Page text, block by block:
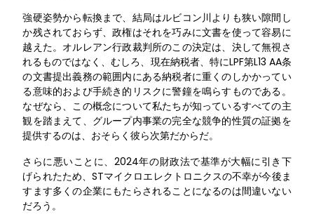
強硬姿勢から転換まで、結局はルビコン川よりも狭い隙間し
か残されておらず、政権はそれを巧みに文書を使って容易に
越えた。オルレアン行政裁判所のこの決定は、決して無視さ
れるものではなく、むしろ、現在納税者、特にLPF第L13 AA条
の文書提出義務の範囲内にある納税者に重くのしかかってい
る意味的および手続き的リスクに警鐘を鳴らすものである。
なぜなら、この概念について私たちが知っているすべての主
観を踏まえて、グループ内事業の完全な競争的性質の証拠を
提供するのは、おそらく彼ら次第だからだ。
さらに悪いことに、2024年の財政法で基準が大幅に引き下
げられたため、STマイクロエレクトロニクスの不幸が今後ま
すます多くの企業にもたらされることになるのは間違いない
だろう。